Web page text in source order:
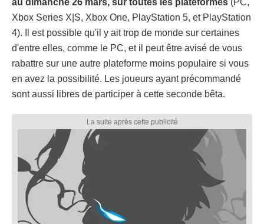
au dimanche 26 mars, sur toutes les plateformes (PC,
Xbox Series X|S, Xbox One, PlayStation 5, et PlayStation
4). Il est possible qu'il y ait trop de monde sur certaines
d'entre elles, comme le PC, et il peut être avisé de vous
rabattre sur une autre plateforme moins populaire si vous
en avez la possibilité. Les joueurs ayant précommandé
sont aussi libres de participer à cette seconde bêta.